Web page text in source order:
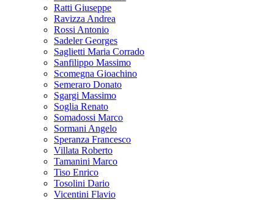
Ratti Giuseppe
Ravizza Andrea
Rossi Antonio
Sadeler Georges
Saglietti Maria Corrado
Sanfilippo Massimo
Scomegna Gioachino
Semeraro Donato
Sgargi Massimo
Soglia Renato
Somadossi Marco
Sormani Angelo
Speranza Francesco
Villata Roberto
Tamanini Marco
Tiso Enrico
Tosolini Dario
Vicentini Flavio